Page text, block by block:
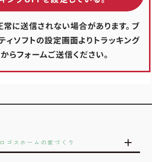
ロゴスホームの家づくり